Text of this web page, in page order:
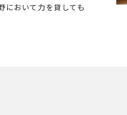
において力を貸しても